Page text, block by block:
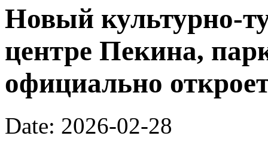
Новый культурно-
центре Пекина,
официально
Date: 2026-02-28